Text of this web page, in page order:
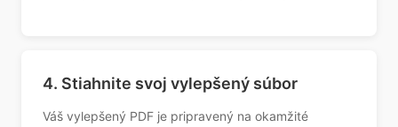
4. Stiahnite svoj vylepšený súbor
Váš vylepšený PDF je pripravený na okamžité